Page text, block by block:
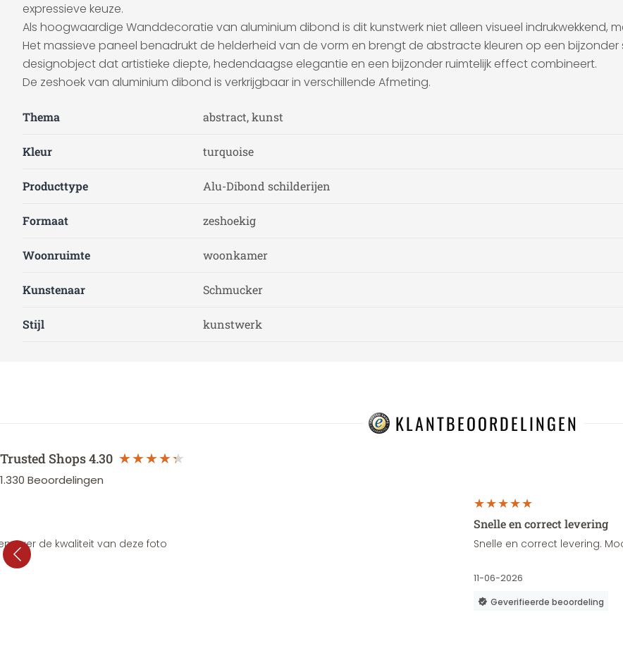
expressieve keuze.
Als hoogwaardige Wanddecoratie van aluminium dibond is dit kunstwerk niet alleen visueel indrukwekkend,
Het massieve paneel benadrukt de helderheid van de vorm en brengt de abstracte kleuren op een bijzonder
designobject dat artistieke diepte, hedendaagse elegantie en een bijzonder ruimtelijk effect combineert.
De zeshoek van aluminium dibond is verkrijgbaar in verschillende Afmeting.
Thema abstract, kunst
Kleur turquoise
Producttype Alu-Dibond schilderijen
Formaat zeshoekig
Woonruimte woonkamer
Kunstenaar Schmucker
Stijl kunstwerk
KLANTBEOORDELINGEN
Trusted Shops4.30
1.330 Beoordelingen
over de kwaliteit van deze foto
Snelle en correct levering
Snelle en correct levering.
11-06-2026
Geverifieerde beoordeling